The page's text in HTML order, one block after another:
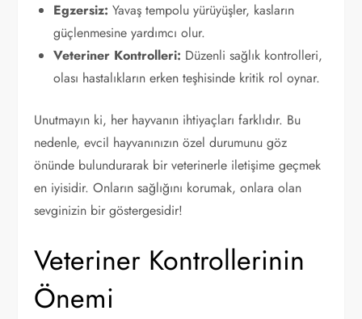
Egzersiz: Yavaş tempolu yürüyüşler, kasların
güçlenmesine yardımcı olur.
Veteriner Kontrolleri: Düzenli sağlık kontrolleri,
olası hastalıkların erken teşhisinde kritik rol oynar.
Unutmayın ki, her hayvanın ihtiyaçları farklıdır. Bu
nedenle, evcil hayvanınızın özel durumunu göz
önünde bulundurarak bir veterinerle iletişime geçmek
en iyisidir. Onların sağlığını korumak, onlara olan
sevginizin bir göstergesidir!
Veteriner Kontrollerinin
Önemi